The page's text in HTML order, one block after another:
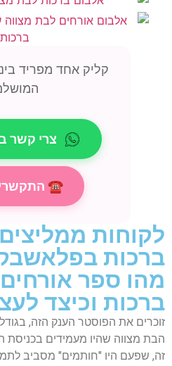
קליק אחד מפריד
צרי קשר
☎ התקשרי
לקוחות
ברכות
מהו ספר
ברכות וכיצד
זוכרים את הפוסטר הענק הזה,
הבת מצווה שהיו מעמידים בכניסת
זה, שפעם היו "חותמים" מסביב